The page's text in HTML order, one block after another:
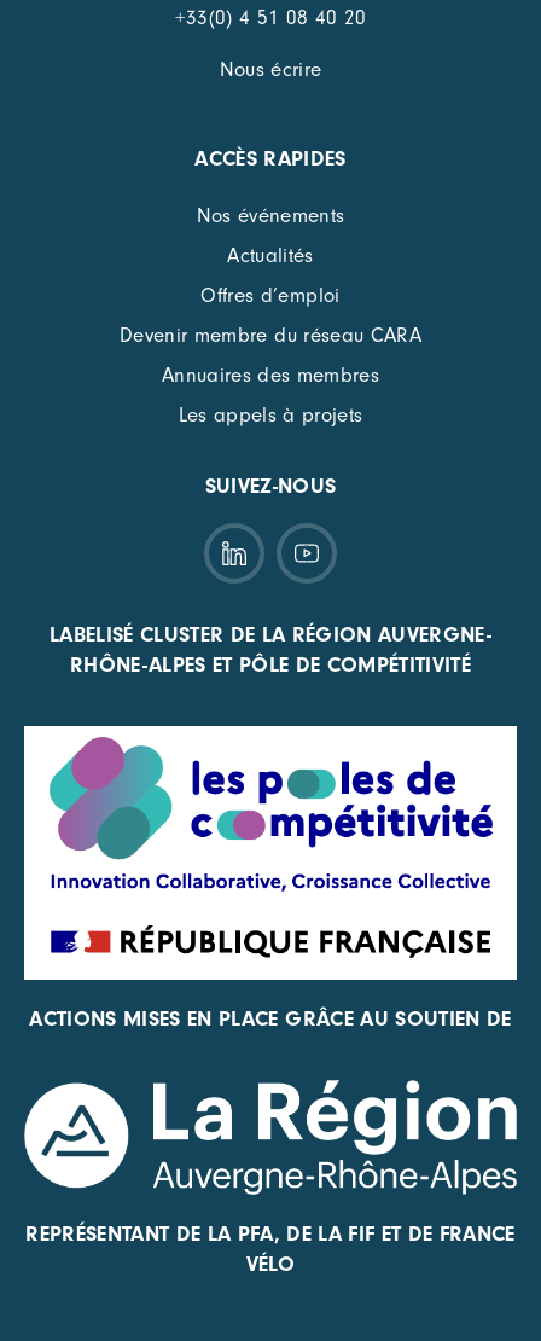
+33(0) 4 51 08 40 20
Nous écrire
ACCÈS RAPIDES
Nos événements
Actualités
Offres d’emploi
Devenir membre du réseau CARA
Annuaires des membres
Les appels à projets
SUIVEZ-NOUS
LABELISÉ CLUSTER DE LA RÉGION AUVERGNE-
RHÔNE-ALPES ET PÔLE DE COMPÉTITIVITÉ
ACTIONS MISES EN PLACE GRÂCE AU SOUTIEN DE
REPRÉSENTANT DE LA PFA, DE LA FIF ET DE FRANCE
VÉLO